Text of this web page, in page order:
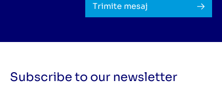
Trimite mesaj
Subscribe to our newsletter